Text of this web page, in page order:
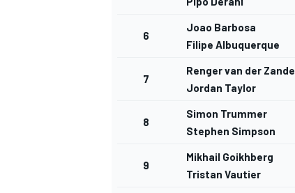
6
Joao Barbosa
Filipe Albuquerque
7
Renger van der Zande
Jordan Taylor
8
Simon Trummer
Stephen Simpson
9
Mikhail Goikhberg
Tristan Vautier